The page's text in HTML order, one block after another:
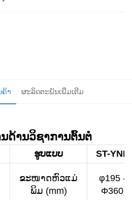
ຄ້າ ຜະລິດຕະພັນເພີ່ມເຕີມ
ດ້ານວິຊາການຕົ້ນຕໍ
ຮູບແບບ ST-YNL
ຂະໜາດຫົວແມ່
ພິມ (mm)
φ195 -
Φ360